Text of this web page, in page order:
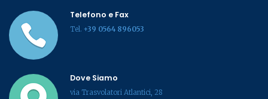
Telefono e Fax
Tel. +39 0564 896053
Dove Siamo
via Trasvolatori Atlantici, 28